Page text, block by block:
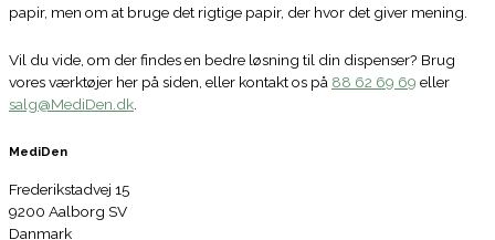
papir, men om at bruge det rigtige papir, der hvor det giver mening.
Vil du vide, om der findes en bedre løsning til din dispenser? Brug
vores værktøjer her på siden, eller kontakt os på 88 62 69 69 eller
salg@MediDen.dk
MediDen
Frederikstadvej 15
9200 Aalborg SV
Danmark